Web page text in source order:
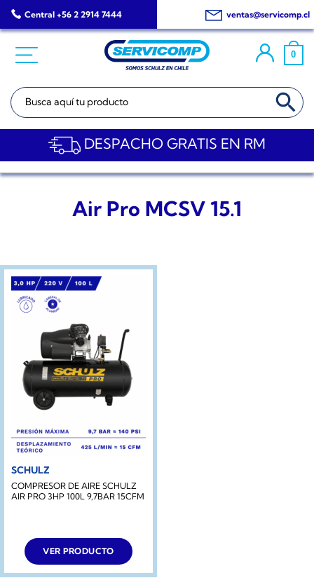
Saltar
al
Central +56 2 2914 7444 ventas@servicomp.cl
0
Buscar: BOTÓN DE
DESPACHO GRATIS EN RM
Air Pro MCSV 15.1
SCHULZ
COMPRESOR DE AIRE SCHULZ
AIR PRO 3HP 100L 9,7BAR 15CFM
VER PRODUCTO